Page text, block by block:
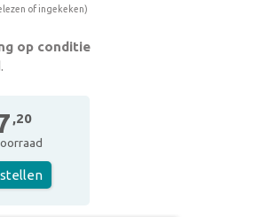
of ingekeken)
op conditie
,20